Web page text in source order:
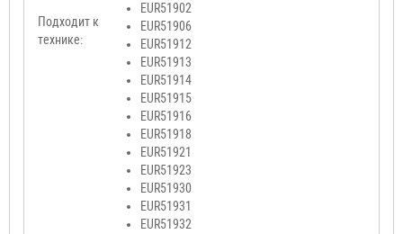
Подходит к
технике:
EUR51902
EUR51906
EUR51912
EUR51913
EUR51914
EUR51915
EUR51916
EUR51918
EUR51921
EUR51923
EUR51930
EUR51931
EUR51932